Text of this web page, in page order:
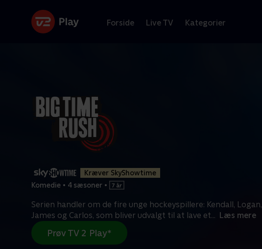
Forside Live TV Kategorier
Kræver SkyShowtime
Komedie • 4 sæsoner •
Serien handler om de fire unge hockeyspillere: Kendall, Logan,
James og Carlos, som bliver udvalgt til at lave et... Læs mere
Prøv TV 2 Play*